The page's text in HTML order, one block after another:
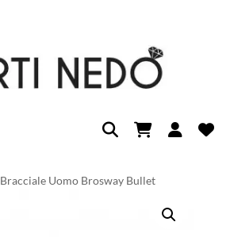
Bracciale Uomo Brosway Bullet